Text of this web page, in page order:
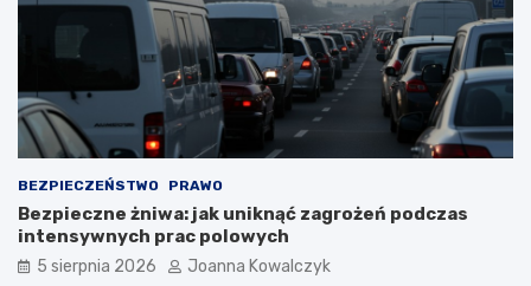
BEZPIECZEŃSTWO PRAWO
Bezpieczne żniwa: jak uniknąć zagrożeń podczas
intensywnych prac polowych
5 sierpnia 2026 Joanna Kowalczyk